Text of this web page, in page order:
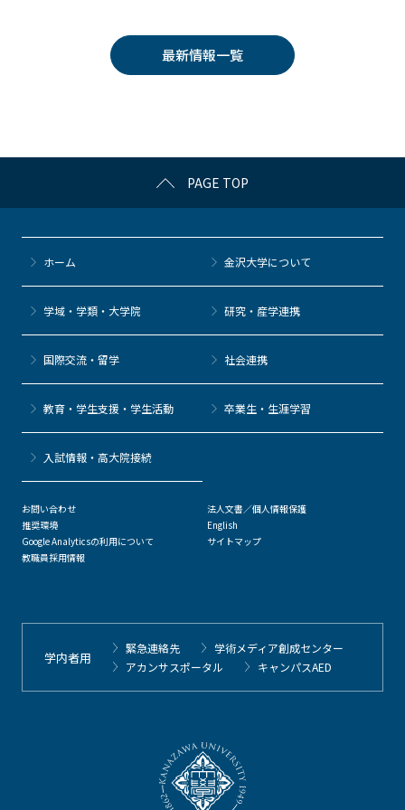
k
erk
et
n
a
最新情報一覧
PAGE TOP
ホーム 金沢大学について
学域・学類・大学院 研究・産学連携
国際交流・留学 社会連携
教育・学生支援・学生活動 卒業生・生涯学習
⼊試情報・高大院接続
お問い合わせ
推奨環境
Google Analyticsの利用について
教職員採用情報
法人文書／個人情報保護
English
サイトマップ
学内者用
緊急連絡先
学術メディア創成センター
アカンサスポータル
キャンパスAED